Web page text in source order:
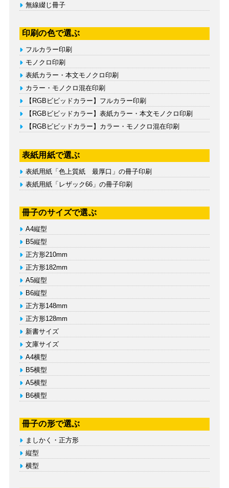
無線綴じ冊子
印刷の色で選ぶ
フルカラー印刷
モノクロ印刷
表紙カラー・本文モノクロ印刷
カラー・モノクロ混在印刷
【RGBビビッドカラー】フルカラー印刷
【RGBビビッドカラー】表紙カラー・本文モノクロ印刷
【RGBビビッドカラー】カラー・モノクロ混在印刷
表紙用紙で選ぶ
表紙用紙「色上質紙 最厚口」の冊子印刷
表紙用紙「レザック66」の冊子印刷
冊子のサイズで選ぶ
A4縦型
B5縦型
正方形210mm
正方形182mm
A5縦型
B6縦型
正方形148mm
正方形128mm
新書サイズ
文庫サイズ
A4横型
B5横型
A5横型
B6横型
冊子の形で選ぶ
ましかく・正方形
縦型
横型